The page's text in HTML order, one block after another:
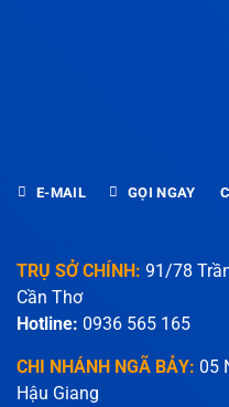
TRỤ SỞ CHÍNH: 91/78
Cần Thơ
Hotline: 0936 565 165
CHI NHÁNH NGÃ BẢY: 05
Hậu Giang
E-MAIL GỌI NGAY